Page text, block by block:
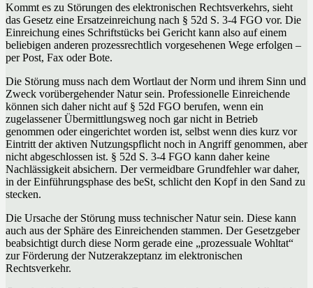
Kommt es zu Störungen des elektronischen Rechtsverkehrs, sieht
das Gesetz eine Ersatzeinreichung nach § 52d S. 3-4 FGO vor. Die
Einreichung eines Schriftstücks bei Gericht kann also auf einem
beliebigen anderen prozessrechtlich vorgesehenen Wege erfolgen –
per Post, Fax oder Bote.
Die Störung muss nach dem Wortlaut der Norm und ihrem Sinn und
Zweck vorübergehender Natur sein. Professionelle Einreichende
können sich daher nicht auf § 52d FGO berufen, wenn ein
zugelassener Übermittlungsweg noch gar nicht in Betrieb
genommen oder eingerichtet worden ist, selbst wenn dies kurz vor
Eintritt der aktiven Nutzungspflicht noch in Angriff genommen, aber
nicht abgeschlossen ist. § 52d S. 3-4 FGO kann daher keine
Nachlässigkeit absichern. Der vermeidbare Grundfehler war daher,
in der Einführungsphase des beSt, schlicht den Kopf in den Sand zu
stecken.
Die Ursache der Störung muss technischer Natur sein. Diese kann
auch aus der Sphäre des Einreichenden stammen. Der Gesetzgeber
beabsichtigt durch diese Norm gerade eine „prozessuale Wohltat“
zur Förderung der Nutzerakzeptanz im elektronischen
Rechtsverkehr.